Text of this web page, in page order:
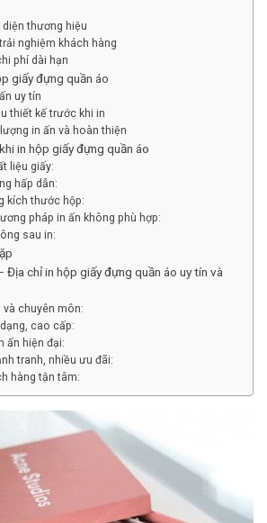
diện thương hiệu
nghiệm khách hàng
phí dài hạn
giấy đựng quần áo
uy tín
thiết kế trước khi in
in ấn và hoàn thiện
in hộp giấy đựng quần áo
liệu giấy:
hấp dẫn:
kích thước hộp:
pháp in ấn không phù hợp:
sau in:
Địa chỉ in hộp giấy đựng quần áo uy tín và
và chuyên môn:
cao cấp:
ấn hiện đại:
tranh, nhiều ưu đãi:
hàng tận tâm: